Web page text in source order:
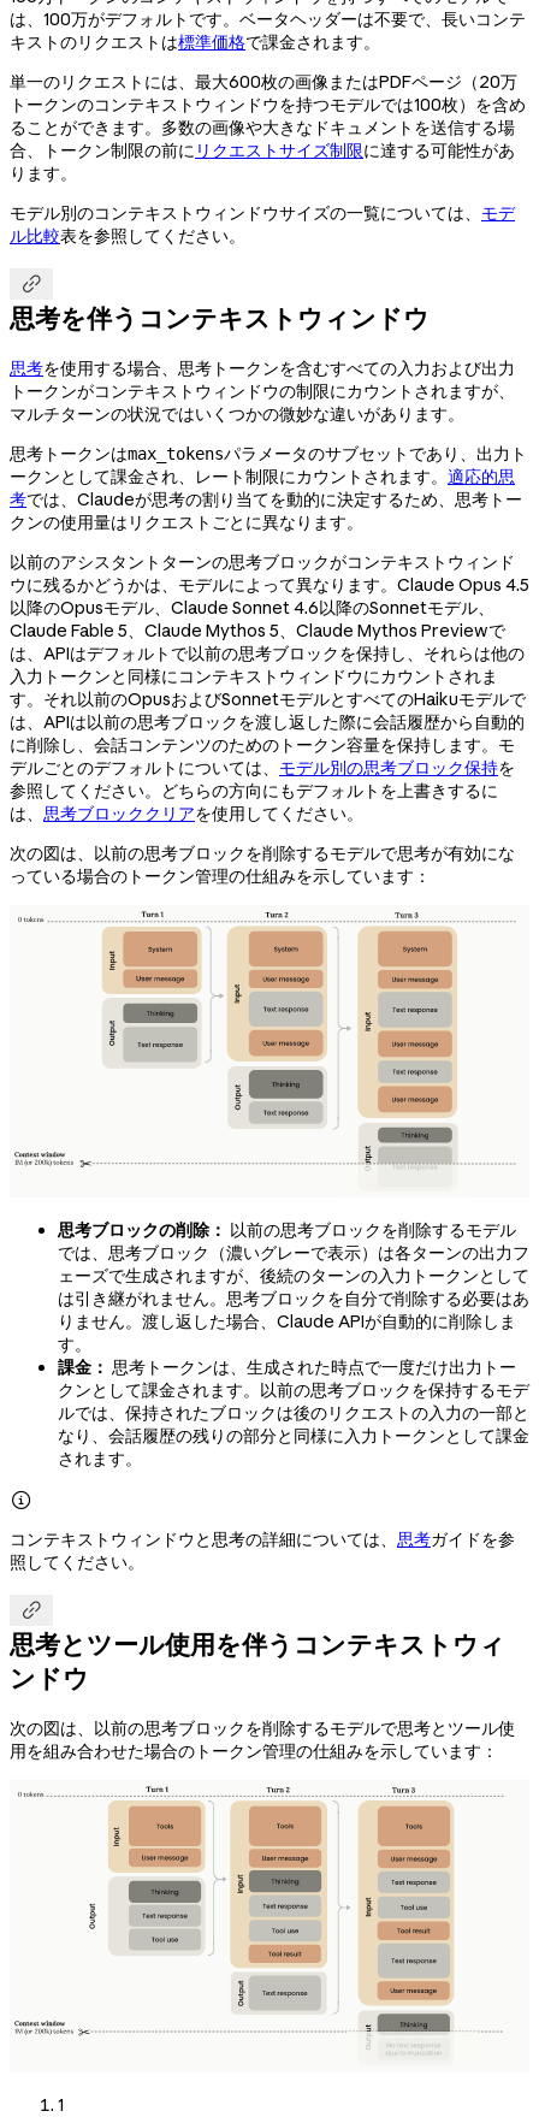
は、100万がデフォルトです。ベータヘッダーは不要で、長いコンテ
キストのリクエストは標準価格で課金されます。
単一のリクエストには、最大600枚の画像またはPDFページ（20万
トークンのコンテキストウィンドウを持つモデルでは100枚）を含め
ることができます。多数の画像や大きなドキュメントを送信する場
合、トークン制限の前に リクエストサイズ制限に達する可能性があ
ります。
モデル別のコンテキストウィンドウサイズの一覧については、 モデ
ル比較表を参照してください。

思考を伴うコンテキストウィンドウ
思考を使用する場合、思考トークンを含むすべての入力および出力
トークンがコンテキストウィンドウの制限にカウントされますが、
マルチターンの状況ではいくつかの微妙な違いがあります。
思考トークンはmax_tokensパラメータのサブセットであり、出力ト
ークンとして課金され、レート制限にカウントされます。 適応的思
考では、Claudeが思考の割り当てを動的に決定するため、思考トー
クンの使用量はリクエストごとに異なります。
以前のアシスタントターンの思考ブロックがコンテキストウィンド
ウに残るかどうかは、モデルによって異なります。Claude Opus 4.5
以降のOpusモデル、Claude Sonnet 4.6以降のSonnetモデル、
Claude Fable 5、Claude Mythos 5、Claude Mythos Previewで
は、APIはデフォルトで以前の思考ブロックを保持し、それらは他の
入力トークンと同様にコンテキストウィンドウにカウントされま
す。それ以前のOpusおよびSonnetモデルとすべてのHaikuモデルで
は、APIは以前の思考ブロックを渡し返した際に会話履歴から自動的
に削除し、会話コンテンツのためのトークン容量を保持します。モ
デルごとのデフォルトについては、 モデル別の思考ブロック保持を
参照してください。どちらの方向にもデフォルトを上書きするに
は、 思考ブロッククリアを使用してください。
次の図は、以前の思考ブロックを削除するモデルで思考が有効にな
っている場合のトークン管理の仕組みを示しています：
思考ブロックの削除： 以前の思考ブロックを削除するモデル
では、思考ブロック（濃いグレーで表示）は各ターンの出力フ
ェーズで生成されますが、後続のターンの入力トークンとして
は引き継がれません。思考ブロックを自分で削除する必要はあ
りません。渡し返した場合、Claude APIが自動的に削除しま
す。
課金： 思考トークンは、生成された時点で一度だけ出力トー
クンとして課金されます。以前の思考ブロックを保持するモデ
ルでは、保持されたブロックは後のリクエストの入力の一部と
なり、会話履歴の残りの部分と同様に入力トークンとして課金
されます。

コンテキストウィンドウと思考の詳細については、 思考ガイドを参
照してください。

思考とツール使用を伴うコンテキストウィ
ンドウ
次の図は、以前の思考ブロックを削除するモデルで思考とツール使
用を組み合わせた場合のトークン管理の仕組みを示しています：
1